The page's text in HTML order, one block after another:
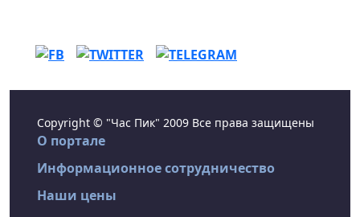
Copyright © "Час Пик" 2009 Все права защищены
О портале
Информационное сотрудничество
Наши цены